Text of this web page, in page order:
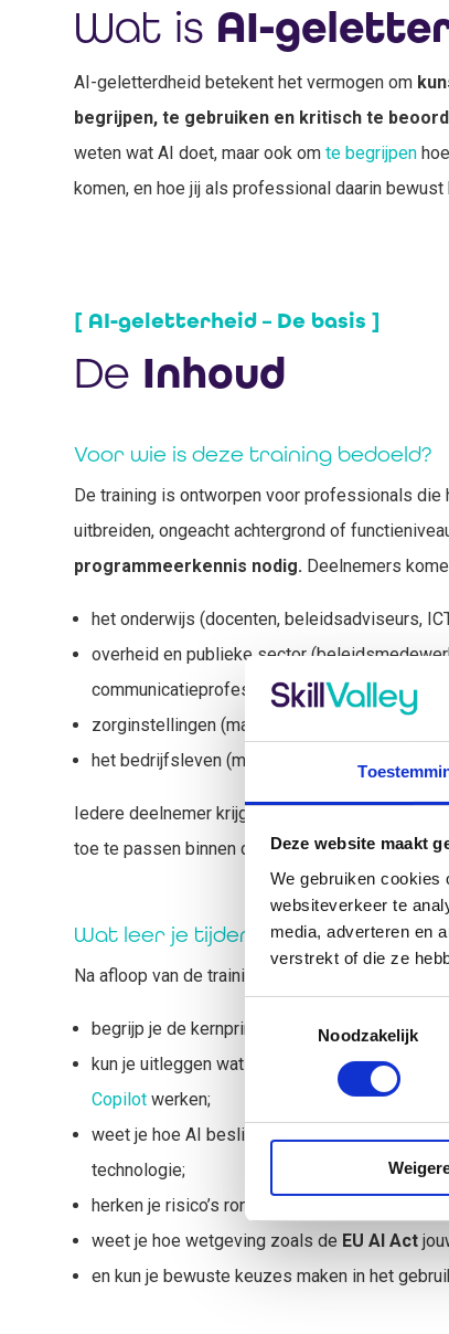
Deze website maakt
We gebruiken cookies
websiteverkeer te
media, adverteren en
verstrekt of die ze
Noodzakelijk
Wat is AI-
AI-geletterdheid betekent het vermogen om
begrijpen, te gebruiken en kritisch te
weten wat AI doet, maar ook omte begrijpen
komen, en hoe jij als professional daarin bewust
[ AI-geletterheid – De basis ]
De Inhoud
Voor wie is deze training bedoeld?
De training is ontworpen voor professionals die
uitbreiden, ongeacht achtergrond of
programmeerkennis nodig. Deelnemers
het onderwijs (docenten, beleidsadviseurs,
overheid en publieke sector
communicatieprofessionals);
zorginstellingen (managers, HR-
het bedrijfsleven (marketing, sales, HR,
Iedere deelnemer krijgt praktische handvatten
toe te passen binnen de eigen werkomgeving.
Wat leer je tijdens de training?
Na afloop van de training:
begrijp je de kernprincipes van AI, algoritmen
kun je uitleggen wat generatieve AI is en hoe
Copilot werken;
weet je hoe AI beslissingen beïnvloedt en
technologie;
herken je risico’s rond privacy, bias en ethiek;
weet je hoe wetgeving zoals de EU AI Act
en kun je bewuste keuzes maken in het